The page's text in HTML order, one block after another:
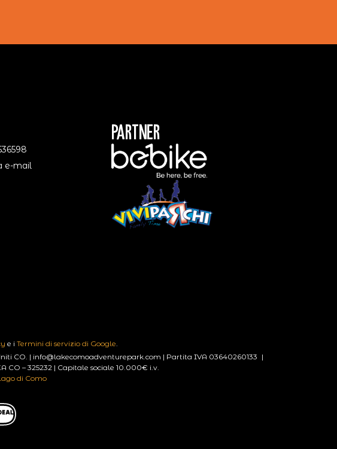
e-mail
Partner
e i Termini di servizio di Google
CO. | info@lakecomoadventurepark.com | Partita IVA 03640260133 |
– 325232 | Capitale sociale 10.000€ i.v.
di Como